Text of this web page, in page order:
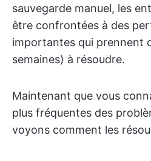
sauvegarde manuel, les
être confrontées à des
importantes qui prennent
semaines) à résoudre.
Maintenant que vous
plus fréquentes des
voyons comment les